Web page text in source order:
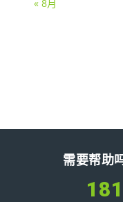
« 8月
需要帮助